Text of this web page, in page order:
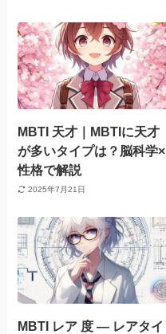
MBTI 天才｜MBTIに天才
が多いタイプは？脳科学×
性格で解説
2025年7月21日
MBTI レア 度 — レアタイ